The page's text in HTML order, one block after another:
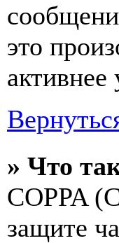
это
активнее
» Что
COPPA
защите